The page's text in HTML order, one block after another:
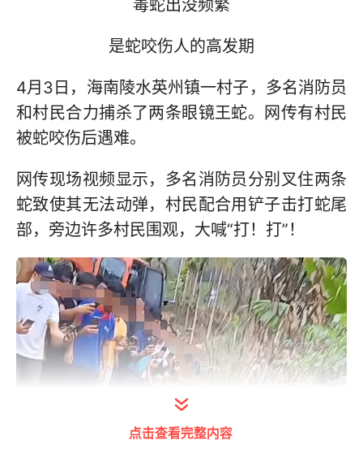
毒蛇出没频繁
是蛇咬伤人的高发期
4月3日，海南陵水英州镇一村子，多名消防员
和村民合力捕杀了两条眼镜王蛇。网传有村民
被蛇咬伤后遇难。
网传现场视频显示，多名消防员分别叉住两条
蛇致使其无法动弹，村民配合用铲子击打蛇尾
部，旁边许多村民围观，大喊“打！打”！
点击查看完整内容